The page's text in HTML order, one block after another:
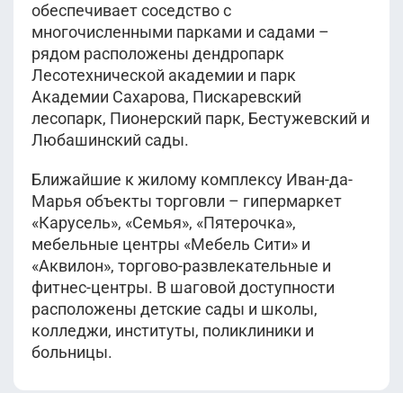
обеспечивает соседство с
многочисленными парками и садами –
рядом расположены дендропарк
Лесотехнической академии и парк
Академии Сахарова, Пискаревский
лесопарк, Пионерский парк, Бестужевский и
Любашинский сады.
Ближайшие к жилому комплексу Иван-да-
Марья объекты торговли – гипермаркет
«Карусель», «Семья», «Пятерочка»,
мебельные центры «Мебель Сити» и
«Аквилон», торгово-развлекательные и
фитнес-центры. В шаговой доступности
расположены детские сады и школы,
колледжи, институты, поликлиники и
больницы.